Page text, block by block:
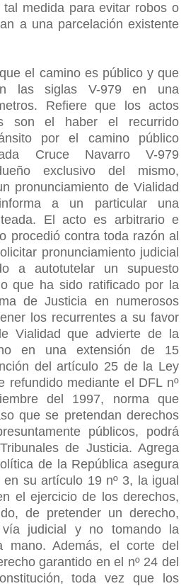
medida para evitar robos o
a una parcelación existente
el camino es público y que
las siglas V-979 en una
Refiere que los actos
son el haber el recurrido
por el camino público
Cruce Navarro V-979
exclusivo del mismo,
pronunciamiento de Vialidad
a un particular una
El acto es arbitrario e
procedió contra toda razón al
pronunciamiento judicial
a autotutelar un supuesto
que ha sido ratificado por la
de Justicia en numerosos
los recurrentes a su favor
Vialidad que advierte de la
en una extensión de 15
del artículo 25 de la Ley
refundido mediante el DFL nº
del 1997, norma que
que se pretendan derechos
públicos, podrá
de Justicia. Agrega
de la República asegura
su artículo 19 nº 3, la igual
el ejercicio de los derechos,
de pretender un derecho,
judicial y no tomando la
mano. Además, el corte del
garantido en el nº 24 del
toda vez que los